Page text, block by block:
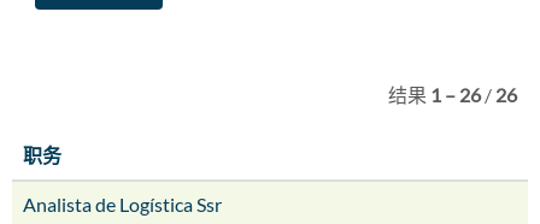
结果 1 – 26/ 26
职务
Analista de Logística Ssr